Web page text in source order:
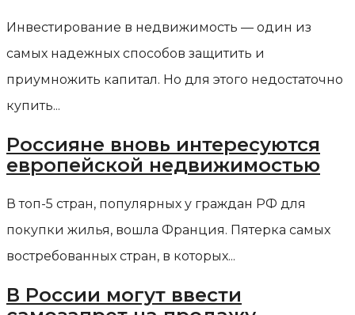
Инвестирование в недвижимость — один из
самых надежных способов защитить и
приумножить капитал. Но для этого недостаточно
купить...
Россияне вновь интересуются
европейской недвижимостью
В топ-5 стран, популярных у граждан РФ для
покупки жилья, вошла Франция. Пятерка самых
востребованных стран, в которых...
В России могут ввести